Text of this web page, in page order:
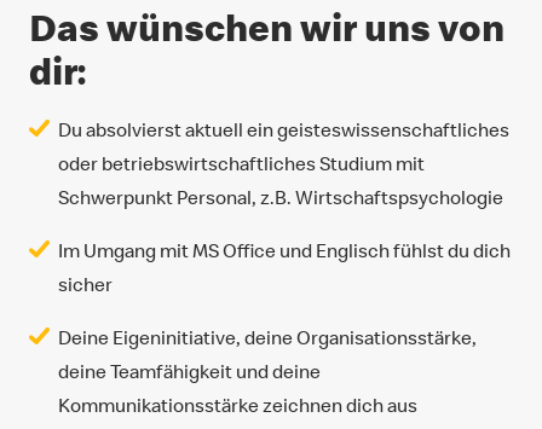
Das wünschen wir uns von
dir:
Du absolvierst aktuell ein geisteswissenschaftliches
oder betriebswirtschaftliches Studium mit
Schwerpunkt Personal, z.B. Wirtschaftspsychologie
Im Umgang mit MS Office und Englisch fühlst du dich
sicher
Deine Eigeninitiative, deine Organisationsstärke,
deine Teamfähigkeit und deine
Kommunikationsstärke zeichnen dich aus